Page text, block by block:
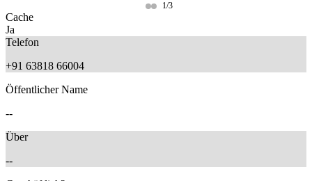
1/3
Cache
Ja
Telefon
+91 63818 66004
Öffentlicher Name
--
Über
--